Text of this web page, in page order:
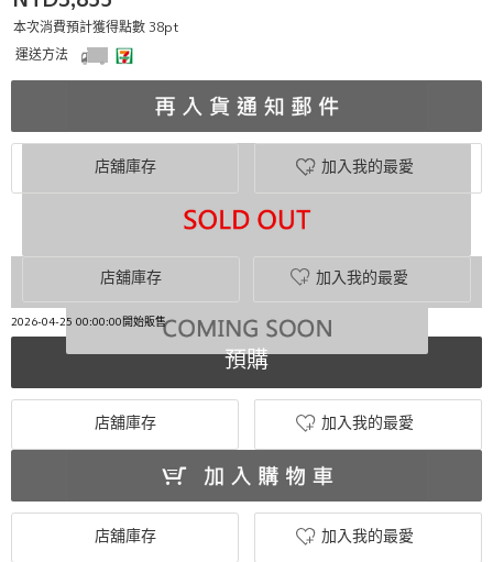
本次消費預計獲得點數 38pt
運送方法
加入我的最愛
店舖庫存
店舖庫存 加入我的最愛
2026-04-25 00:00:00開始販售
預購
店舖庫存 加入我的最愛
店舖庫存 加入我的最愛